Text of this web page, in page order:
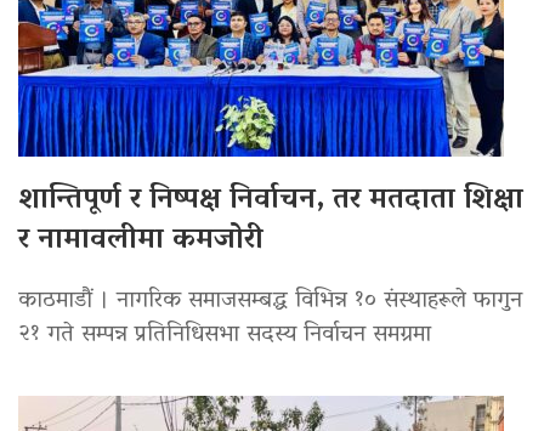
शान्तिपूर्ण र निष्पक्ष निर्वाचन, तर मतदाता शिक्षा
र नामावलीमा कमजोरी
काठमाडौं । नागरिक समाजसम्बद्ध विभिन्न १० संस्थाहरूले फागुन
२१ गते सम्पन्न प्रतिनिधिसभा सदस्य निर्वाचन समग्रमा